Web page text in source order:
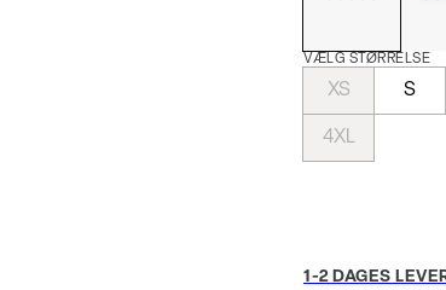
VÆLG STØRRELSE
XS S
4XL
1-2 DAGES